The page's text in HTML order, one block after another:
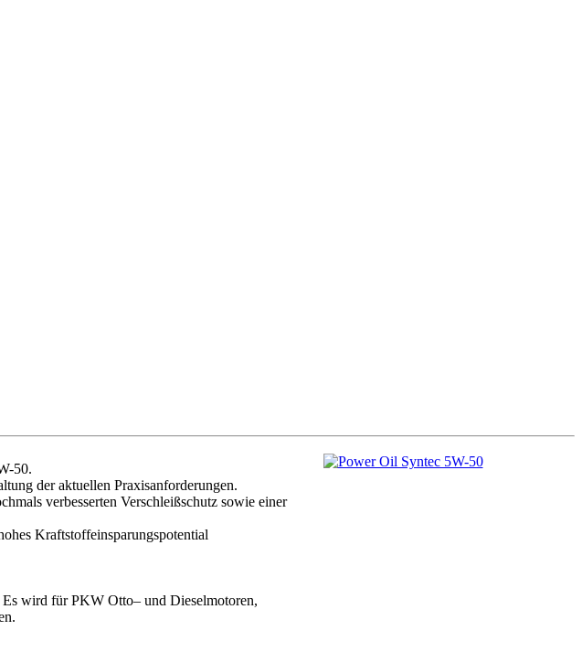
50.
der aktuellen Praxisanforderungen.
verbesserten Verschleißschutz sowie einer
Kraftstoffeinsparungspotential
wird für PKW Otto– und Dieselmotoren,